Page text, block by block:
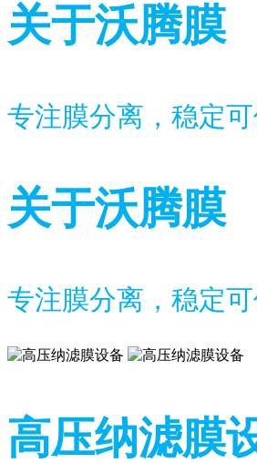
关于沃腾膜
专注膜分离，稳定可
关于沃腾膜
专注膜分离，稳定可
高压纳滤膜